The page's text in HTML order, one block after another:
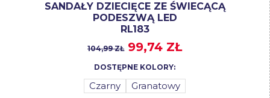
SANDAŁY DZIECIĘCE ZE ŚWIECĄCĄ
PODESZWĄ LED
RL183
104,99 ZŁ 99,74 ZŁ
DOSTĘPNE KOLORY:
Czarny
Granatowy